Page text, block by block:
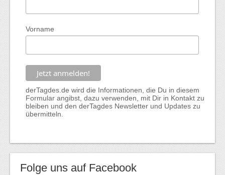
Vorname
derTagdes.de wird die Informationen, die Du in diesem
Formular angibst, dazu verwenden, mit Dir in Kontakt zu
bleiben und den derTagdes Newsletter und Updates zu
übermitteln.
Folge uns auf Facebook